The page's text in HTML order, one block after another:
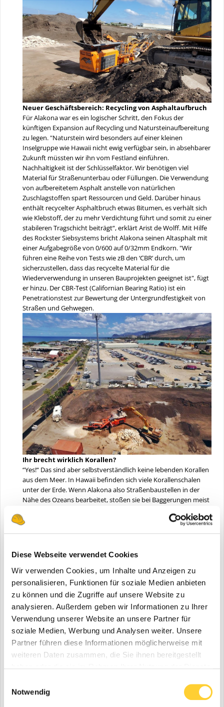
Diese Webseite verwendet Cookies
Wir verwenden Cookies, um Inhalte und Anzeigen zu
personalisieren, Funktionen für soziale Medien anbieten
zu können und die Zugriffe auf unsere Website zu
analysieren. Außerdem geben wir Informationen zu Ihrer
Verwendung unserer Website an unsere Partner für
soziale Medien, Werbung und Analysen weiter. Unsere
Partner führen diese Informationen möglicherweise mit
weiteren Daten zusammen, die Sie ihnen bereitgestellt
Notwendig
Neuer Geschäftsbereich: Recycling von Asphaltaufbruch
Für Alakona war es ein logischer Schritt, den Fokus der
künftigen Expansion auf Recycling und Natursteinaufbereitung
zu legen. "Naturstein wird besonders auf einer kleinen
Inselgruppe wie Hawaii nicht ewig verfügbar sein, in absehbarer
Zukunft müssten wir ihn vom Festland einführen.
Nachhaltigkeit ist der Schlüsselfaktor. Wir benötigen viel
Material für Straßenunterbau oder Füllungen. Die Verwendung
von aufbereitetem Asphalt anstelle von natürlichen
Zuschlagstoffen spart Ressourcen und Geld. Darüber hinaus
enthält recycelter Asphaltbruch etwas Bitumen, es verhält sich
wie Klebstoff, der zu mehr Verdichtung führt und somit zu einer
stabileren Tragschicht beiträgt“, erklärt Arist de Wolff. Mit Hilfe
des Rockster Siebsystems bricht Alakona seinen Altasphalt mit
einer Aufgabegröße von 0/600 auf 0/32mm Endkorn. "Wir
führen eine Reihe von Tests wie zB den ‘CBR‘ durch, um
sicherzustellen, dass das recycelte Material für die
Wiederverwendung in unseren Bauprojekten geeignet ist", fügt
er hinzu. Der CBR-Test (Californian Bearing Ratio) ist ein
Penetrationstest zur Bewertung der Untergrundfestigkeit von
Straßen und Gehwegen.
Ihr brecht wirklich Korallen?
“Yes!“ Das sind aber selbstverständlich keine lebenden Korallen
aus dem Meer. In Hawaii befinden sich viele Korallenschalen
unter der Erde. Wenn Alakona also Straßenbaustellen in der
Nähe des Ozeans bearbeitet, stoßen sie bei Baggerungen meist
gebrochen, dieses Endprodukt wird hauptsächlich für die
eine weitere Fraktion zu erhalten. Speziell bei der Verarbeitung
von Korallen lassen wir häufig ein 46/72mm Grobaggregat vom
Haldenband und das feinere 0/46mm Korn vom Sandband
laufen. Korallen sind eher hartes Gestein mit hoher Dichte. Das
zerkleinerte Material enthält weniger Feinanteile als der
zerkleinerte Asphalt. Wir können es als Unterbau für Haus- oder
Betonwege verwenden“, so Arist.